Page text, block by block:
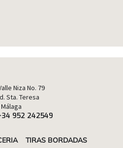
Niza No. 79
Sta. Teresa
952 242549
TIRAS BORDADAS